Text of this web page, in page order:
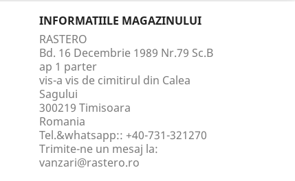
INFORMATIILE MAGAZINULUI
RASTERO
Bd. 16 Decembrie 1989 Nr.79 Sc.B
ap 1 parter
vis-a vis de cimitirul din Calea
Sagului
300219 Timisoara
Romania
Tel.&whatsapp:: +40-731-321270
Trimite-ne un mesaj la:
vanzari@rastero.ro